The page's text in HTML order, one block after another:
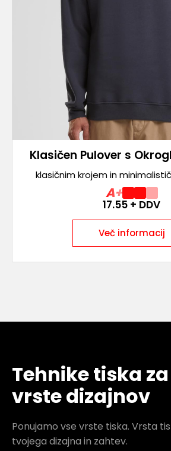
Klasičen Pulover s
klasičnim krojem in
A+
17.55 + DDV
Več informacij
Tehnike tiska
vrste dizajnov
Ponujamo vse vrste tiska. Vrsta
tvojega dizajna in zahtev.